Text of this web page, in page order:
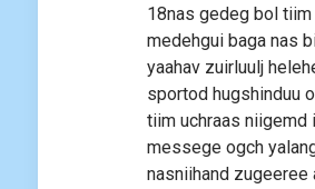
18nas gedeg bol tiim
medehgui baga nas
yaahav zuirluulj
sportod hugshinduu
tiim uchraas niigemd
messege ogch
nasniihand zugeeree